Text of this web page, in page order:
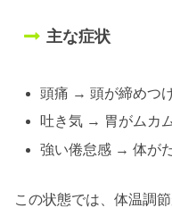
主な症状
頭痛 → 頭が締めつ
吐き気 → 胃がムカ
強い倦怠感 → 体が
この状態では、体温調